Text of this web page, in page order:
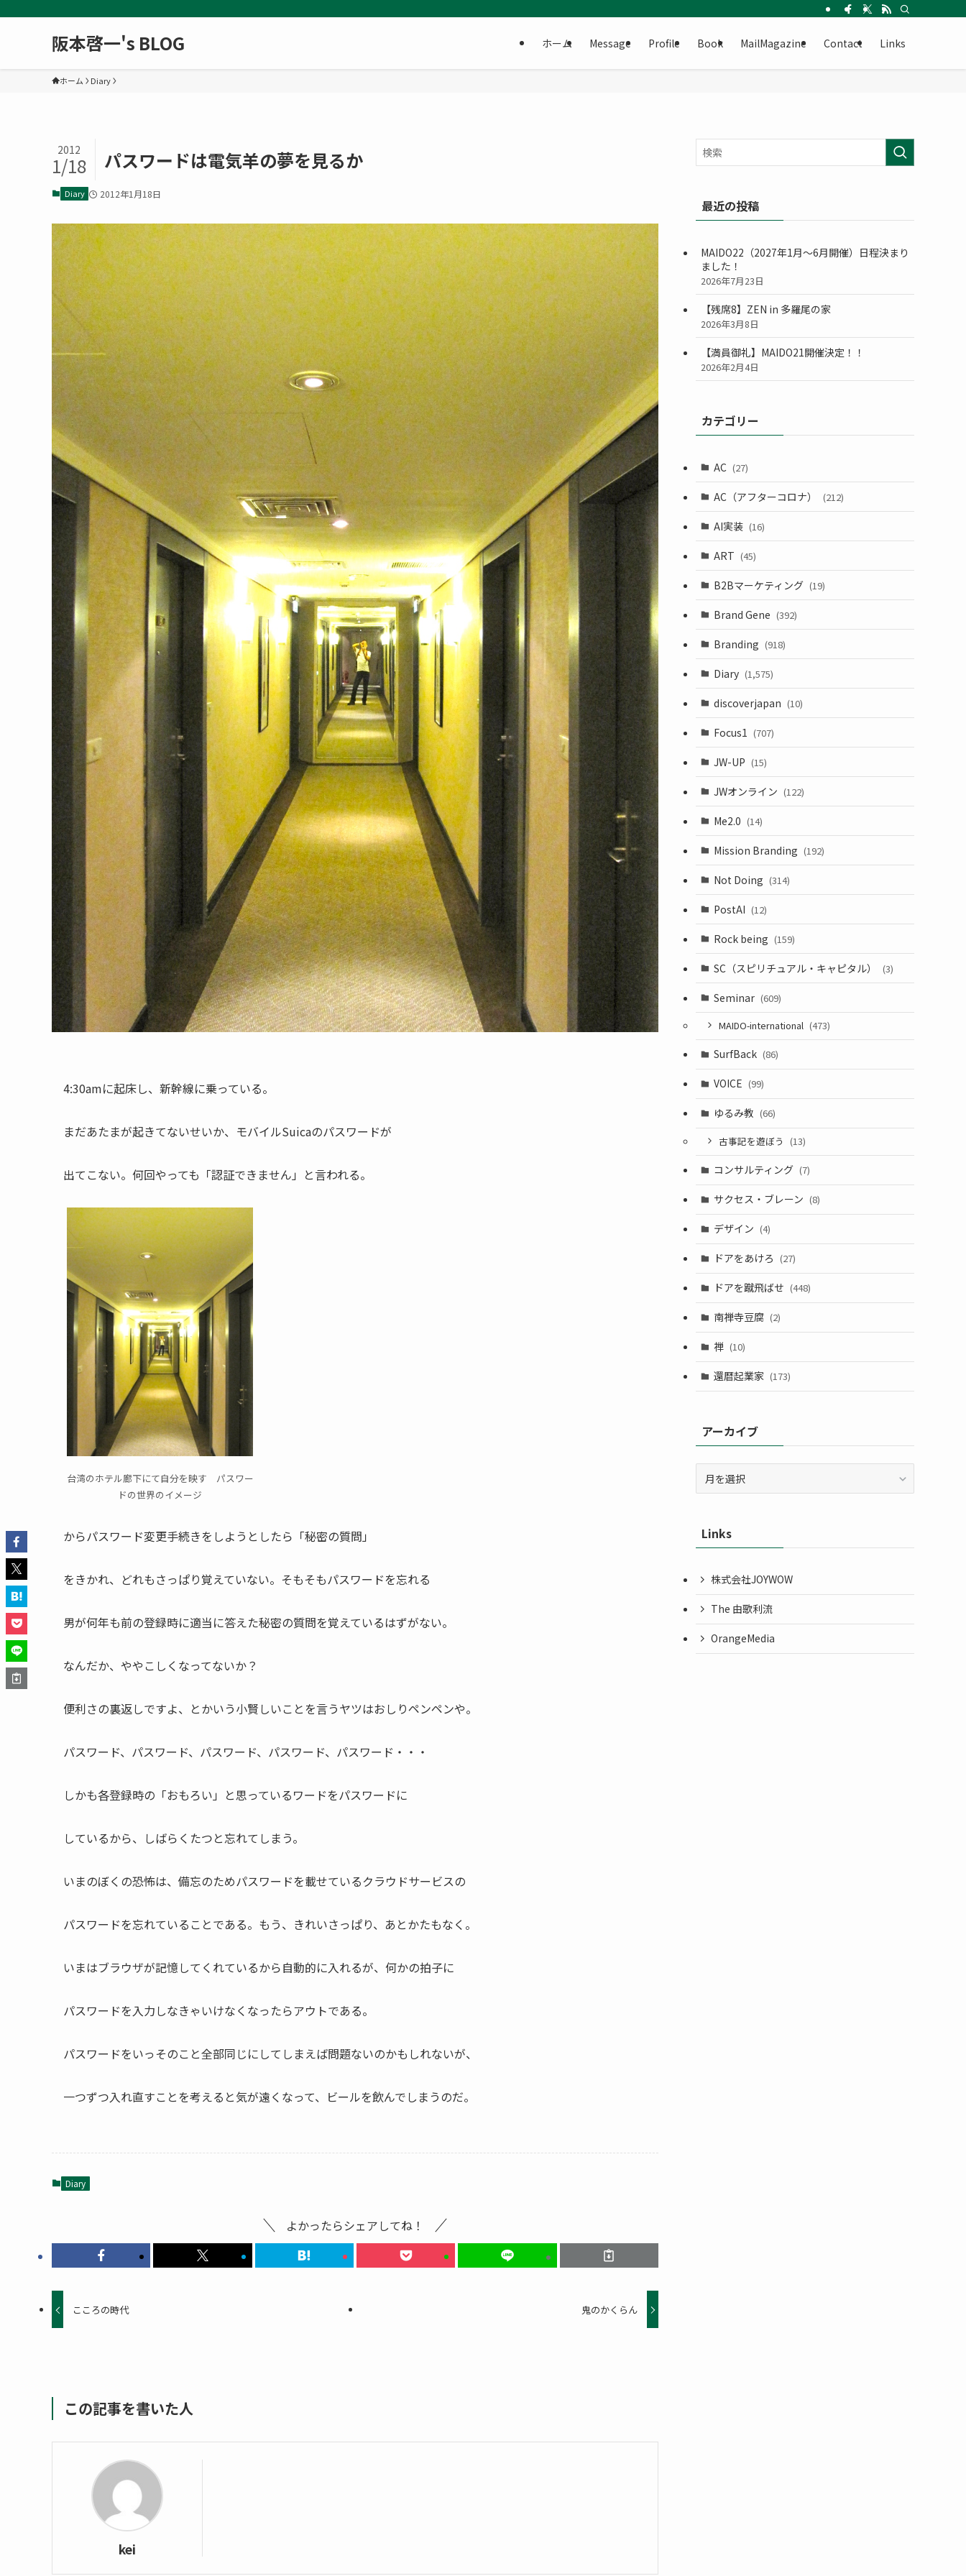
阪本啓一's BLOG ホーム Message Profile Book MailMagazine Contact Links
ホーム Diary
パスワードは電気羊の夢を見るか
2012
1/18
Diary 2012年1月18日
4:30amに起床し、新幹線に乗っている。
まだあたまが起きてないせいか、モバイルSuicaのパスワードが
出てこない。何回やっても「認証できません」と言われる。
台湾のホテル廊下にて自分を映す パスワー
ドの世界のイメージ
からパスワード変更手続きをしようとしたら「秘密の質問」
をきかれ、どれもさっぱり覚えていない。そもそもパスワードを忘れる
男が何年も前の登録時に適当に答えた秘密の質問を覚えているはずがない。
なんだか、ややこしくなってないか？
便利さの裏返しですよ、とかいう小賢しいことを言うヤツはおしりペンペンや。
パスワード、パスワード、パスワード、パスワード、パスワード・・・
しかも各登録時の「おもろい」と思っているワードをパスワードに
しているから、しばらくたつと忘れてしまう。
いまのぼくの恐怖は、備忘のためパスワードを載せているクラウドサービスの
パスワードを忘れていることである。もう、きれいさっぱり、あとかたもなく。
いまはブラウザが記憶してくれているから自動的に入れるが、何かの拍子に
パスワードを入力しなきゃいけなくなったらアウトである。
パスワードをいっそのこと全部同じにしてしまえば問題ないのかもしれないが、
一つずつ入れ直すことを考えると気が遠くなって、ビールを飲んでしまうのだ。
Diary
よかったらシェアしてね！
こころの時代 鬼のかくらん
この記事を書いた人
kei
最近の投稿
MAIDO22（2027年1月〜6月開催）日程決まり
ました！
2026年7月23日
【残席8】ZEN in 多羅尾の家
2026年3月8日
【満員御礼】MAIDO21開催決定！！
2026年2月4日
カテゴリー
AC (27)
AC（アフターコロナ） (212)
AI実装 (16)
ART (45)
B2Bマーケティング (19)
Brand Gene (392)
Branding (918)
Diary (1,575)
discoverjapan (10)
Focus1 (707)
JW-UP (15)
JWオンライン (122)
Me2.0 (14)
Mission Branding (192)
Not Doing (314)
PostAI (12)
Rock being (159)
SC（スピリチュアル・キャピタル） (3)
Seminar (609)
MAIDO-international (473)
SurfBack (86)
VOICE (99)
ゆるみ教 (66)
古事記を遊ぼう (13)
コンサルティング (7)
サクセス・ブレーン (8)
デザイン (4)
ドアをあけろ (27)
ドアを蹴飛ばせ (448)
南禅寺豆腐 (2)
禅 (10)
還暦起業家 (173)
アーカイブ
ブLinks
株式会社JOYWOW
The 由歌利流
OrangeMedia